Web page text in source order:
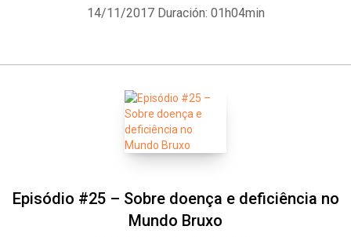
14/11/2017 Duración: 01h04min
Episódio #25 – Sobre doença e deficiência no
Mundo Bruxo